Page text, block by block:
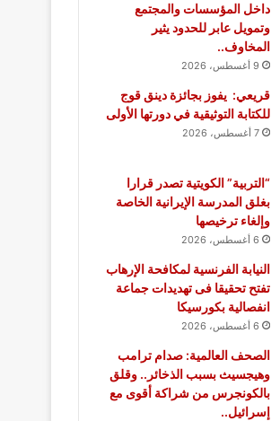
داخل المؤسسات والمجتمع
وتمويل عابر للحدود يثير
المخاوف..
9 أغسطس، 2026
قريعي: يفوز بجائزة دينق قوج
للكتابة التوثيقية في دورتها الأولى
7 أغسطس، 2026
“التربية” الكويتية تصدر قرارا
بغلق المدرسة الإيرانية الخاصة
وإلغاء ترخيصها
6 أغسطس، 2026
النيابة الفرنسية لمكافحة الإرهاب
تفتح تحقيقا فى تهديدات جماعة
انفصالية بكورسيكا
6 أغسطس، 2026
الصحف العالمية: صدام ترامب
وهيجسيث بسبب الذخائر.. وقلق
بالكونجرس من شراكة أقوى مع
إسرائيل..